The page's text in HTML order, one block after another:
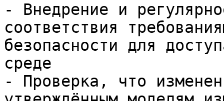
- Внедрение и
соответствия
безопасности для
среде
- Проверка, что